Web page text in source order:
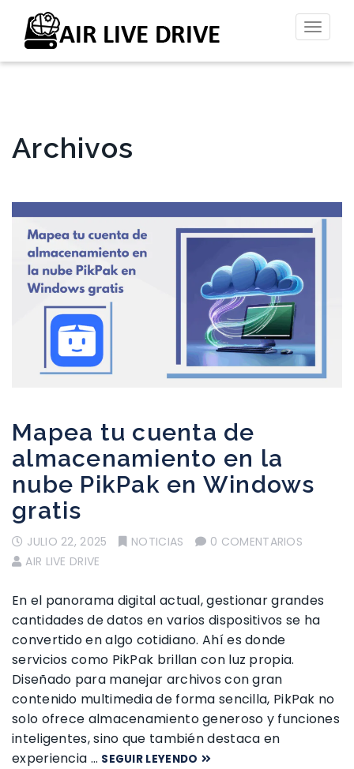
Archivos
Mapea tu cuenta de
almacenamiento en la
nube PikPak en Windows
gratis
JULIO 22, 2025 NOTICIAS
0 COMENTARIOS
AIR LIVE DRIVE
En el panorama digital actual, gestionar grandes
cantidades de datos en varios dispositivos se ha
convertido en algo cotidiano. Ahí es donde
servicios como PikPak brillan con luz propia.
Diseñado para manejar archivos con gran
contenido multimedia de forma sencilla, PikPak no
solo ofrece almacenamiento generoso y funciones
inteligentes, sino que también destaca en
experiencia … SEGUIR LEYENDO